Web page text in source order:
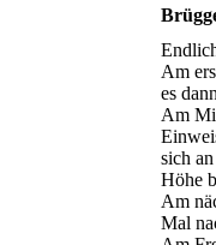
Am
es
Am
sich
Höhe
Am
Mal